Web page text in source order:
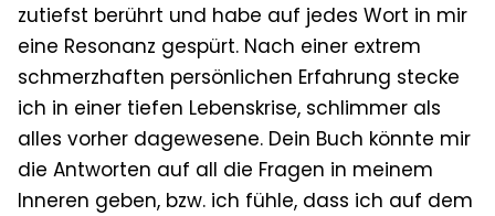
zutiefst berührt und habe auf jedes Wort in mir
eine Resonanz gespürt. Nach einer extrem
schmerzhaften persönlichen Erfahrung stecke
ich in einer tiefen Lebenskrise, schlimmer als
alles vorher dagewesene. Dein Buch könnte mir
die Antworten auf all die Fragen in meinem
Inneren geben, bzw. ich fühle, dass ich auf dem